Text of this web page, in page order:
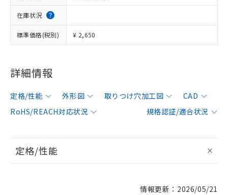
在庫状況
標準価格(税別) ¥ 2,650
詳細情報
定格/性能 外形図 取りつけ穴加工図
CAD
RoHS/REACH対応状況
規格認証/適合状況
定格/性能
情報更新：2026/05/21